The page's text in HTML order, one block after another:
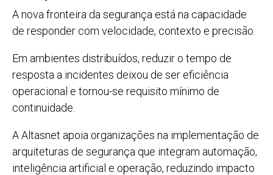
A nova fronteira da segurança está na capacidade
de responder com velocidade, contexto e precisão.
Em ambientes distribuídos, reduzir o tempo de
resposta a incidentes deixou de ser eficiência
operacional e tornou-se requisito mínimo de
continuidade.
A Altasnet apoia organizações na implementação de
arquiteturas de segurança que integram automação,
inteligência artificial e operação, reduzindo impacto